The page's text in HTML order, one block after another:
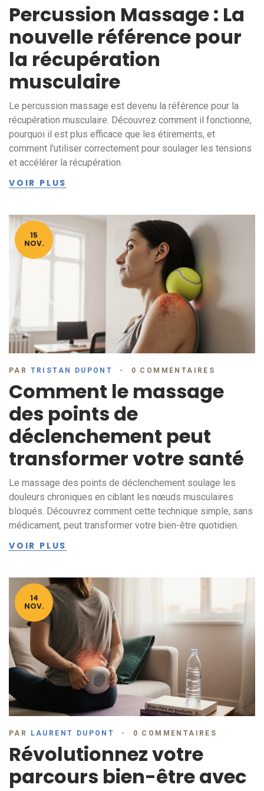
Percussion Massage : La
nouvelle référence pour
la récupération
musculaire
Le percussion massage est devenu la référence pour la
récupération musculaire. Découvrez comment il fonctionne,
pourquoi il est plus efficace que les étirements, et
comment l'utiliser correctement pour soulager les tensions
et accélérer la récupération.
VOIR PLUS
15
NOV.
PAR TRISTAN DUPONT 0 COMMENTAIRES
Comment le massage
des points de
déclenchement peut
transformer votre santé
Le massage des points de déclenchement soulage les
douleurs chroniques en ciblant les nœuds musculaires
bloqués. Découvrez comment cette technique simple, sans
médicament, peut transformer votre bien-être quotidien.
VOIR PLUS
14
NOV.
PAR LAURENT DUPONT 0 COMMENTAIRES
Révolutionnez votre
parcours bien-être avec